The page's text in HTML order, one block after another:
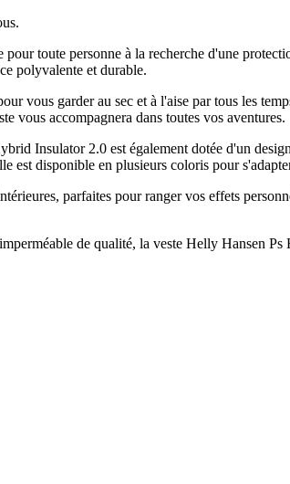
toute personne à la recherche d'une
polyvalente et durable.
vous garder au sec et à l'aise par tous les
vous accompagnera dans toutes vos aventures.
Insulator 2.0 est également dotée d'un
disponible en plusieurs coloris pour
parfaites pour ranger vos effets
de qualité, la veste Helly Hansen